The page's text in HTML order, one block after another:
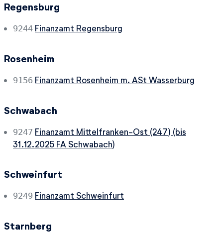
Regensburg
9244 Finanzamt Regensburg
Rosenheim
9156 Finanzamt Rosenheim m. ASt Wasserburg
Schwabach
9247 Finanzamt Mittelfranken-Ost (247) (bis
31.12.2025 FA Schwabach)
Schweinfurt
9249 Finanzamt Schweinfurt
Starnberg